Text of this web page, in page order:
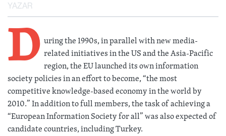
YAZAR
During the 1990s, in parallel with new media-
related initiatives in the US and the Asia-Pacific
region, the EU launched its own information
society policies in an effort to become, “the most
competitive knowledge-based economy in the world by
2010.” In addition to full members, the task of achieving a
“European Information Society for all” was also expected of
candidate countries, including Turkey.